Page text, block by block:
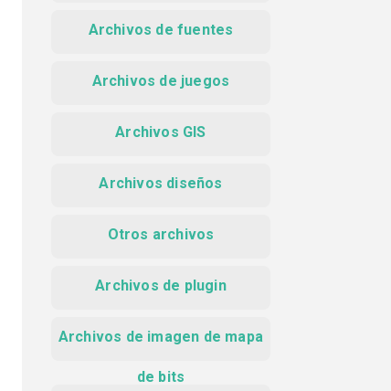
Archivos de fuentes
Archivos de juegos
Archivos GIS
Archivos diseños
Otros archivos
Archivos de plugin
Archivos de imagen de mapa
de bits